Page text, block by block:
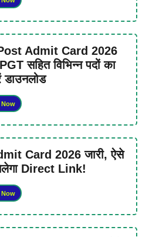
Admit Card 2026
सहित विभिन्न पदों का
डाउनलोड
Card 2026 जारी, ऐसे
Direct Link!